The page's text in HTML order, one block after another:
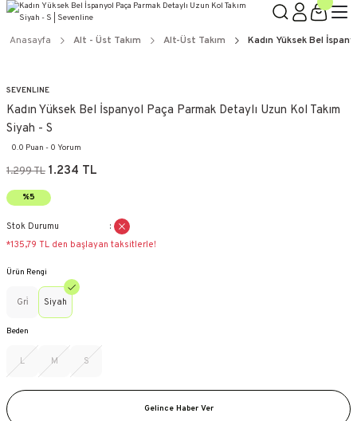
Anasayfa Alt - Üst Takım Alt-Üst Takım Kadın Yüksek Bel
SEVENLINE
Kadın Yüksek Bel İspanyol Paça Parmak Detaylı Uzun Kol Takım
Siyah - S
0.0 Puan - 0 Yorum
1.299 TL 1.234 TL
%5
Stok Durumu
*135,79 TL den başlayan taksitlerle!
Ürün Rengi
Gri̇ Siyah
Beden
L M S
Gelince Haber Ver